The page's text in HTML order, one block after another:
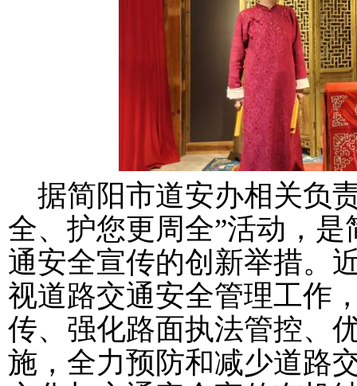
据简阳市道安办相关负
全、护您更周全”活动，
通安全宣传的创新举措。
视道路交通安全管理工作
传、强化路面执法管控、
施，全力预防和减少道路